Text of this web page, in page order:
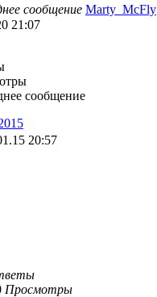
сообщение Marty_McFly
21:07
сообщение
20:57
Просмотры